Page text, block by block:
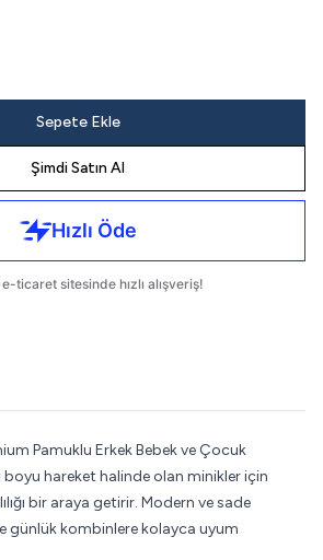
Sepete Ekle
Şimdi Satın Al
Pamuklu Erkek Bebek ve Çocuk
hareket halinde olan minikler için
bir araya getirir. Modern ve sade
günlük kombinlere kolayca uyum